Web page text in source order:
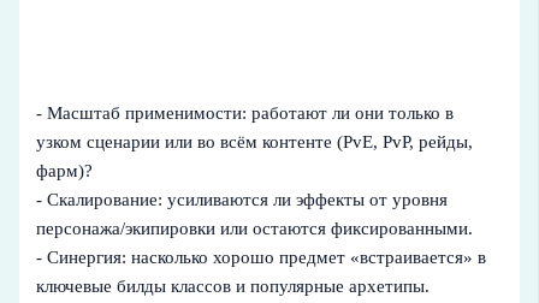
- Масштаб применимости: работают ли они только в
узком сценарии или во всём контенте (PvE, PvP, рейды,
фарм)?
- Скалирование: усиливаются ли эффекты от уровня
персонажа/экипировки или остаются фиксированными.
- Синергия: насколько хорошо предмет «встраивается» в
ключевые билды классов и популярные архетипы.